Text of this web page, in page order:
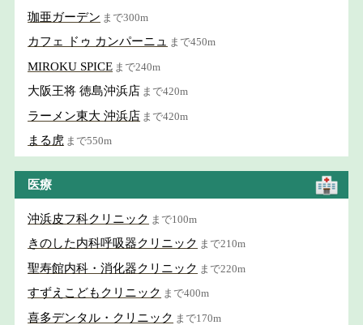
珈亜ガーデン まで300m
カフェ ドゥ カンパーニュ まで450m
MIROKU SPICE まで240m
大阪王将 徳島沖浜店 まで420m
ラーメン東大 沖浜店 まで420m
まる虎 まで550m
医療
沖浜皮フ科クリニック まで100m
きのした内科呼吸器クリニック まで210m
聖寿館内科・消化器クリニック まで220m
すずえこどもクリニック まで400m
喜多デンタル・クリニック まで170m